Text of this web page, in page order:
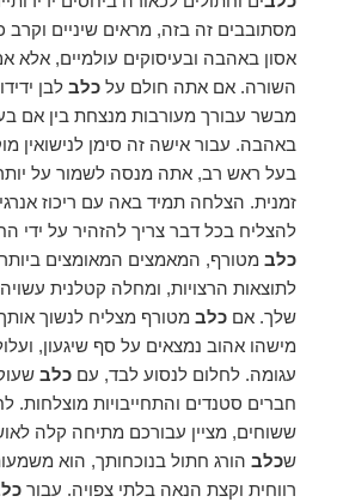
מסתובבים זה בזה, מראים שיניים וקרב
אסון באהבה ובעיסוקים עולמיים, אלא
השורה. אם אתה חולם עלכלב לבן
מבשר עבורך מעורבות מנצחת בין אם
באהבה. עבור אישה זה סימן לנישואין
בעל ראש רב, אתה מנסה לשמור על
זמנית. הצלחה תמיד באה עם ריכוז
להצליח בכל דבר צריך להזהיר על ידי
כלב מטורף, המאמצים המאומצים
לתוצאות הרצויות, ומחלה קטלנית עשויה
שלך. אםכלב מטורף מצליח לנשוך
מישהו אהוב נמצאים על סף שיגעון,
עגומה. לחלום לנסוע לבד, עםכלב
חברים סטנדים והתחייבויות מוצלחות.
ששוחים, מציין עבורכם מתיחה קלה
שכלב הורג חתול בנוכחותך, הוא
רווחית וקצת הנאה בלתי צפויה. עבור